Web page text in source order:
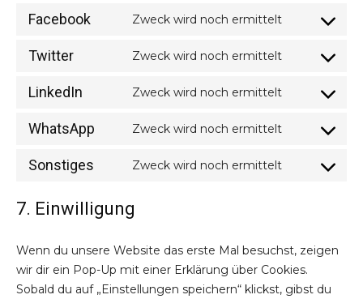
service
google-
Facebook Zweck wird noch ermittelt
Consent
service
facebook
Twitter Zweck wird noch ermittelt
Consent
service
twitter
LinkedIn Zweck wird noch ermittelt
Consent
service
linkedin
WhatsApp Zweck wird noch ermittelt
Consent
service
Sonstiges Zweck wird noch ermittelt
Consent
7. Einwilligung
Wenn du unsere Website das erste Mal besuchst, zeigen
wir dir ein Pop-Up mit einer Erklärung über Cookies.
Sobald du auf „Einstellungen speichern“ klickst, gibst du